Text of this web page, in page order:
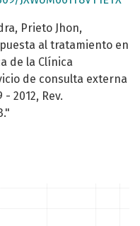
Prieto Jhon,
al tratamiento en
de la Clínica
de consulta externa
2012, Rev.